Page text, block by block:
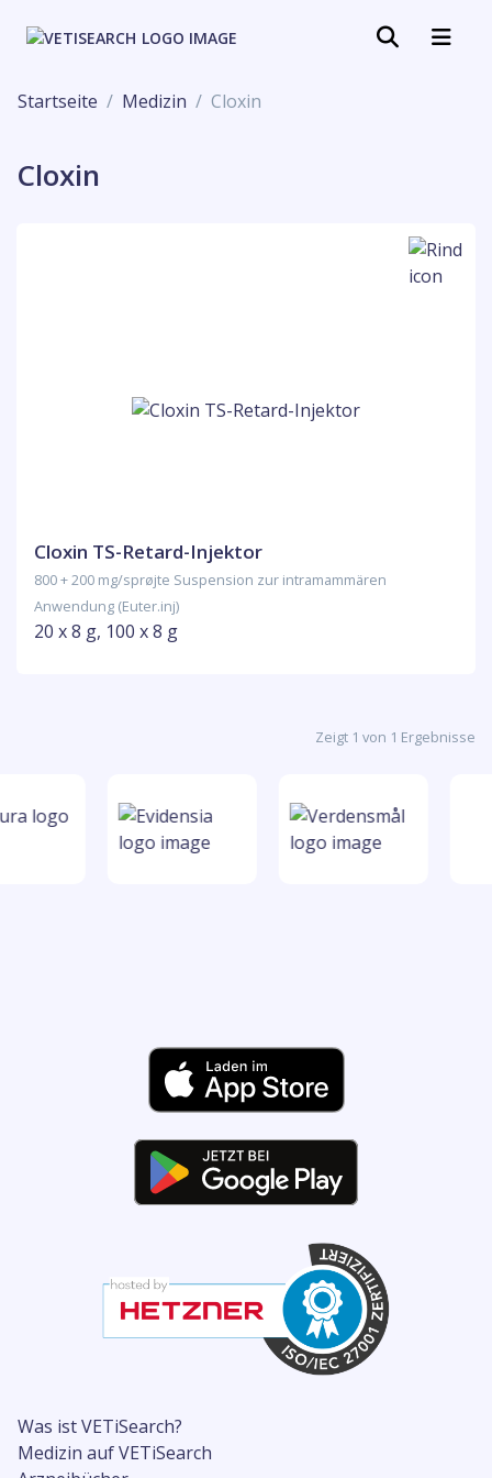
Startseite Medizin Cloxin
Cloxin
Cloxin TS-Retard-Injektor
800 + 200 mg/sprøjte Suspension zur intramammären
Anwendung (Euter.inj)
20 x 8 g, 100 x 8 g
Zeigt 1 von 1 Ergebnisse
Was ist VETiSearch?
Medizin auf VETiSearch